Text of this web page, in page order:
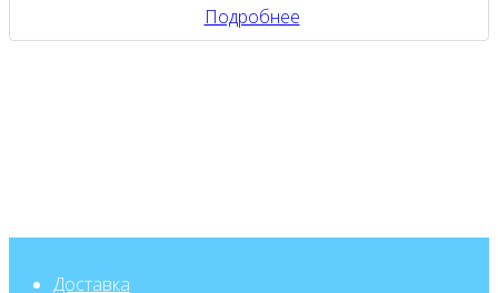
Подробнее
Доставка